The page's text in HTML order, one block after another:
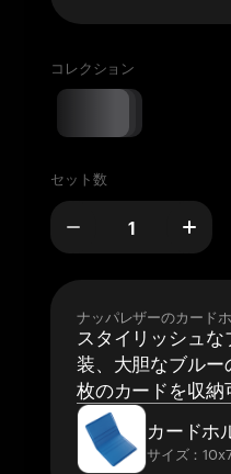
コレクション
セット数
ナッパレザーのカード
スタイリッシュ
装、大胆なブルー
枚のカードを収納
カードホ
サイズ：